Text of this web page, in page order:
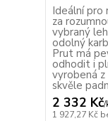
Ideální pro
za
vybraný
odolný
Prut má
odhodit i
vyrobená
skvěle
2 332 Kč/
1 927,27 Kč